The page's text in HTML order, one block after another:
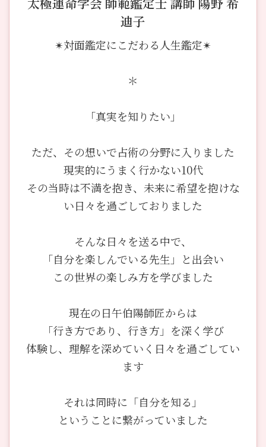
迪子
✴︎対面鑑定にこだわる人生鑑定✴︎
＊
「真実を知りたい」
ただ、その想いで占術の分野に入りました
現実的にうまく行かない10代
その当時は不満を抱き、未来に希望を抱けな
い日々を過ごしておりました
そんな日々を送る中で、
「自分を楽しんでいる先生」と出会い
この世界の楽しみ方を学びました
現在の日午伯陽師匠からは
「行き方であり、行き方」を深く学び
体験し、理解を深めていく日々を過ごしてい
ます
それは同時に「自分を知る」
ということに繋がっていました